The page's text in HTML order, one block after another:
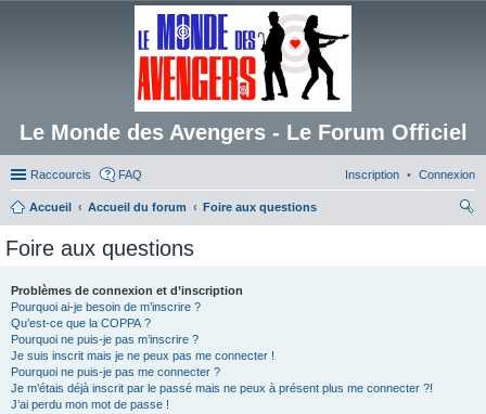
Le Monde des Avengers - Le Forum Officiel
Raccourcis FAQ Connexion
Inscription
Accueil Accueil du forum
Foire aux questions
Foire aux questions
Problèmes de connexion et d’inscription
Pourquoi ai-je besoin de m’inscrire ?
Qu’est-ce que la COPPA ?
Pourquoi ne puis-je pas m’inscrire ?
Je suis inscrit mais je ne peux pas me connecter !
Pourquoi ne puis-je pas me connecter ?
Je m’étais déjà inscrit par le passé mais ne peux à présent plus me connecter ?!
J’ai perdu mon mot de passe !